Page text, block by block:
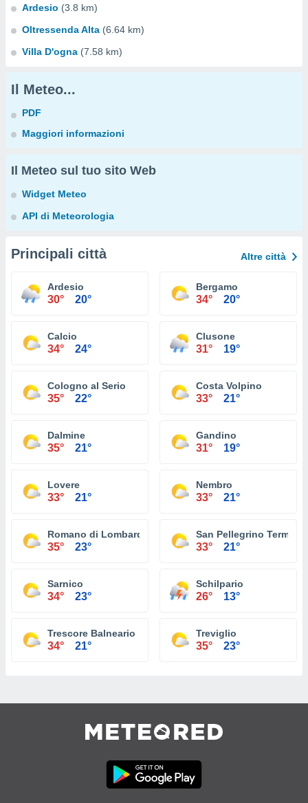
Ardesio (3.8 km)
Oltressenda Alta (6.64 km)
Villa D'ogna (7.58 km)
Il Meteo...
PDF
Maggiori informazioni
Il Meteo sul tuo sito Web
Widget Meteo
API di Meteorologia
Principali città Altre città
Ardesio
30° 20°
Bergamo
34° 20°
Calcio
34° 24°
Clusone
31° 19°
Cologno al Serio
35° 22°
Costa Volpino
33° 21°
Dalmine
35° 21°
Gandino
31° 19°
Lovere
33° 21°
Nembro
33° 21°
Romano di Lombardia
35° 23°
San Pellegrino Terme
33° 21°
Sarnico
34° 23°
Schilpario
26° 13°
Trescore Balneario
34° 21°
Treviglio
35° 23°